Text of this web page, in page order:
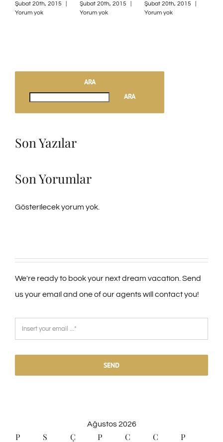
Şubat 20th, 2015
Yorum yok
Şubat 20th, 2015
Yorum yok
Şubat 20th, 2015
Yorum yok
ARA
ARA
Son Yazılar
Son Yorumlar
Gösterilecek yorum yok.
We're ready to book your next dream vacation. Send
us your email and one of our agents will contact you!
SEND
Ağustos 2026
P S Ç P C C P